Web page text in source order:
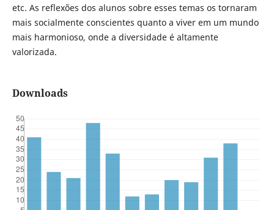
etc. As reflexões dos alunos sobre esses temas os tornaram
mais socialmente conscientes quanto a viver em um mundo
mais harmonioso, onde a diversidade é altamente
valorizada.
Downloads